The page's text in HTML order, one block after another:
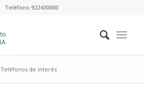
Teléfono 922430000
Teléfonos de interés